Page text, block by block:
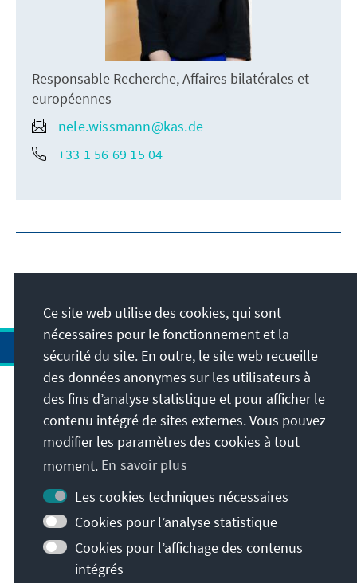
Responsable Recherche, Affaires bilatérales et
européennes
nele.wissmann@kas.de
+33 1 56 69 15 04
Adresse
Contact
Visitez aussi
Page principale de la KAS
Impressum
Protection des données
Conditions d'utilisation
Ce site web utilise des cookies, qui sont
nécessaires pour le fonctionnement et la
sécurité du site. En outre, le site web recueille
des données anonymes sur les utilisateurs à
des fins d’analyse statistique et pour afficher le
contenu intégré de sites externes. Vous pouvez
modifier les paramètres des cookies à tout
moment. En savoir plus
Les cookies techniques nécessaires
Cookies pour l’analyse statistique
Cookies pour l’affichage des contenus
intégrés